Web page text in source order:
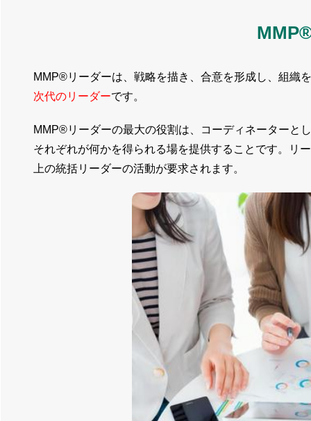
MMP®リーダーは、戦略を描き、合意を形成し、組織
次代のリーダーです。
MMP®リーダーの最大の役割は、コーディネーターと
それぞれが何かを得られる場を提供することです。リ
上の統括リーダーの活動が要求されます。